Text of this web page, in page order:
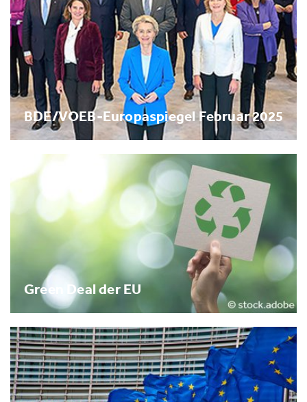
BDE/VOEB-Europaspiegel Februar 2025
Green Deal der EU